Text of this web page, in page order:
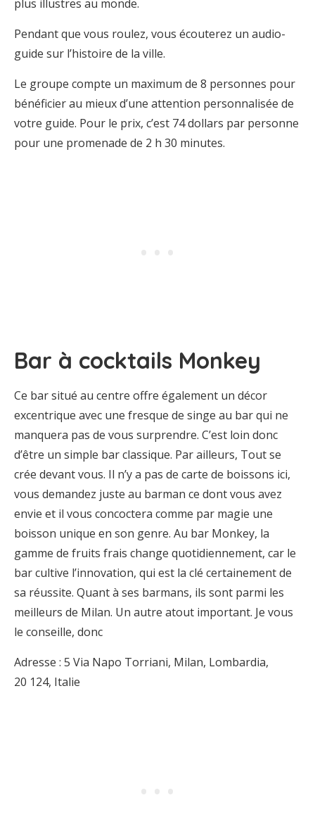
plus illustres au monde.
Pendant que vous roulez, vous écouterez un audio-
guide sur l’histoire de la ville.
Le groupe compte un maximum de 8 personnes pour
bénéficier au mieux d’une attention personnalisée de
votre guide. Pour le prix, c’est 74 dollars par personne
pour une promenade de 2 h 30 minutes.
Bar à cocktails Monkey
Ce bar situé au centre offre également un décor
excentrique avec une fresque de singe au bar qui ne
manquera pas de vous surprendre. C’est loin donc
d’être un simple bar classique. Par ailleurs, Tout se
crée devant vous. Il n’y a pas de carte de boissons ici,
vous demandez juste au barman ce dont vous avez
envie et il vous concoctera comme par magie une
boisson unique en son genre. Au bar Monkey, la
gamme de fruits frais change quotidiennement, car le
bar cultive l’innovation, qui est la clé certainement de
sa réussite. Quant à ses barmans, ils sont parmi les
meilleurs de Milan. Un autre atout important. Je vous
le conseille, donc
Adresse : 5 Via Napo Torriani, Milan, Lombardia,
20 124, Italie